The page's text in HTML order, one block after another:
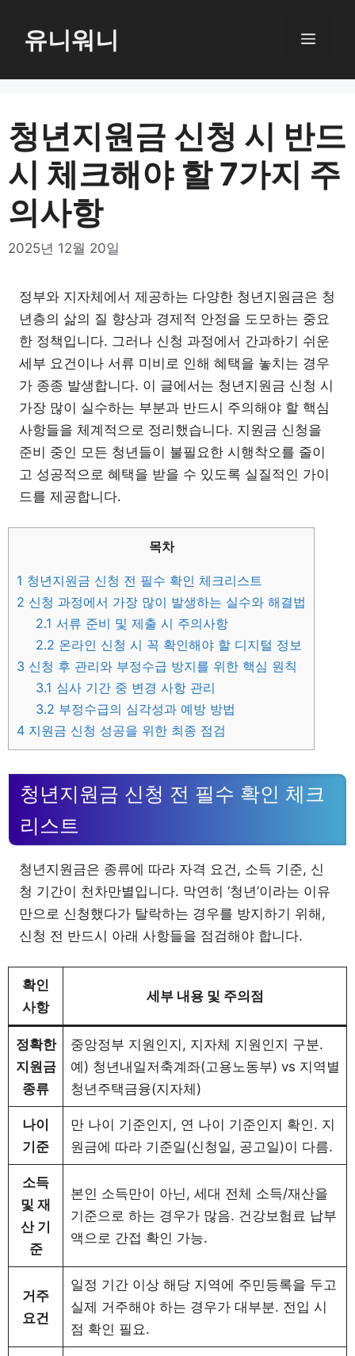
로
뛰
유니워니 메
청년지원금 신청 시 반드
시 체크해야 할 7가지 주
의사항
2025년 12월 20일
정부와 지자체에서 제공하는 다양한 청년지원금은 청
년층의 삶의 질 향상과 경제적 안정을 도모하는 중요
한 정책입니다. 그러나 신청 과정에서 간과하기 쉬운
세부 요건이나 서류 미비로 인해 혜택을 놓치는 경우
가 종종 발생합니다. 이 글에서는 청년지원금 신청 시
가장 많이 실수하는 부분과 반드시 주의해야 할 핵심
사항들을 체계적으로 정리했습니다. 지원금 신청을
준비 중인 모든 청년들이 불필요한 시행착오를 줄이
고 성공적으로 혜택을 받을 수 있도록 실질적인 가이
드를 제공합니다.
목차
1 청년지원금 신청 전 필수 확인 체크리스트
2 신청 과정에서 가장 많이 발생하는 실수와 해결법
2.1 서류 준비 및 제출 시 주의사항
2.2 온라인 신청 시 꼭 확인해야 할 디지털 정보
3 신청 후 관리와 부정수급 방지를 위한 핵심 원칙
3.1 심사 기간 중 변경 사항 관리
3.2 부정수급의 심각성과 예방 방법
4 지원금 신청 성공을 위한 최종 점검
청년지원금 신청 전 필수 확인 체크
리스트
청년지원금은 종류에 따라 자격 요건, 소득 기준, 신
청 기간이 천차만별입니다. 막연히 ‘청년’이라는 이유
만으로 신청했다가 탈락하는 경우를 방지하기 위해,
신청 전 반드시 아래 사항들을 점검해야 합니다.
확인
사항
세부 내용 및 주의점
정확한
지원금
종류
중앙정부 지원인지, 지자체 지원인지 구분.
예) 청년내일저축계좌(고용노동부) vs 지역별
청년주택금융(지자체)
나이
기준
만 나이 기준인지, 연 나이 기준인지 확인. 지
원금에 따라 기준일(신청일, 공고일)이 다름.
소득
및 재
산 기
준
본인 소득만이 아닌, 세대 전체 소득/재산을
기준으로 하는 경우가 많음. 건강보험료 납부
액으로 간접 확인 가능.
거주
요건
일정 기간 이상 해당 지역에 주민등록을 두고
실제 거주해야 하는 경우가 대부분. 전입 시
점 확인 필요.